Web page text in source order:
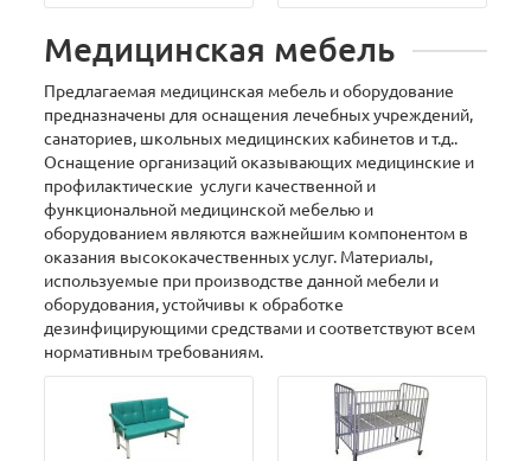
Медицинская мебель
Предлагаемая медицинская мебель и оборудование
предназначены для оснащения лечебных учреждений,
санаториев, школьных медицинских кабинетов и т.д..
Оснащение организаций оказывающих медицинские и
профилактические услуги качественной и
функциональной медицинской мебелью и
оборудованием являются важнейшим компонентом в
оказания высококачественных услуг. Материалы,
используемые при производстве данной мебели и
оборудования, устойчивы к обработке
дезинфицирующими средствами и соответствуют всем
нормативным требованиям.